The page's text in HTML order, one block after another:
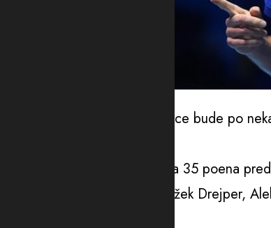
Iza njega gotovo svake sedmice bude po
Njemac na drugoj poziciji ima 35 poena
Tejlor Fric, Novak Đoković, Džek Drejper,